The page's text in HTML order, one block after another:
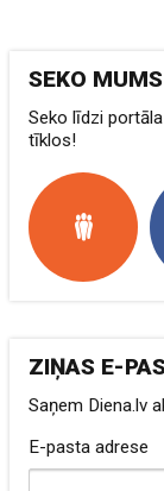
SEKO MUMS
Seko līdzi
tīklos!
ZIŅAS E-
Saņem Diena.lv
E-pasta adrese